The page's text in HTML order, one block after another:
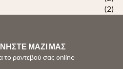
(2)
ΜΑΖΙ ΜΑΣ
το ραντεβού σας online